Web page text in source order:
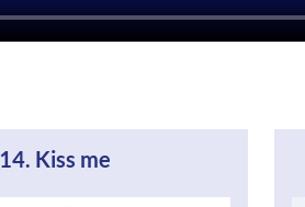
14. Kiss me